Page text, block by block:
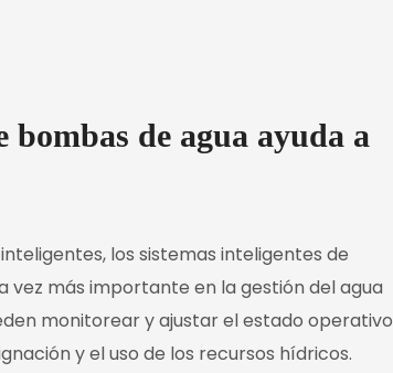
de agua ayuda a
los sistemas inteligentes de
más importante en la gestión del agua
monitorear y ajustar el estado operativo
y el uso de los recursos hídricos.